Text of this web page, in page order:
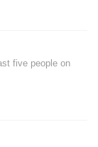
five people on